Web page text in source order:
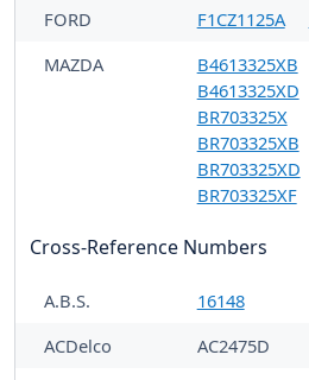
FORD F1CZ1125A
MAZDA
B4613325XB
B4613325XD
BR703325X
BR703325XB
BR703325XD
BR703325XF
Cross-Reference Numbers
A.B.S.
16148
ACDelco
AC2475D